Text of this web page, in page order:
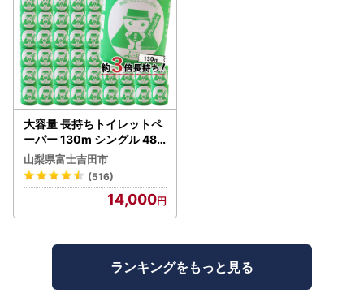
大容量 長持ちトイレットペ
ーパー 130m シングル 48R
芯なし 3倍巻 トイレット
山梨県富士吉田市
(516)
14,000
ランキングをもっと見る